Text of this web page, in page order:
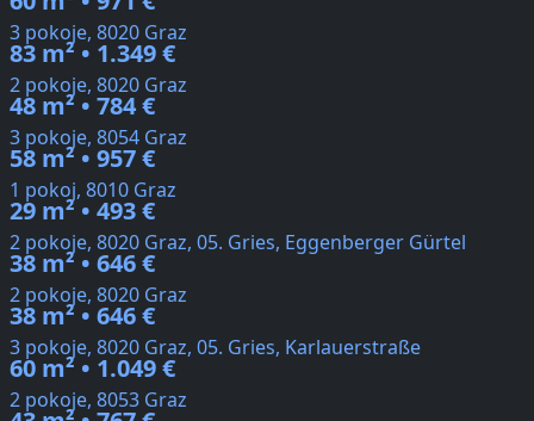
3 pokoje, 8020 Graz
83 m² • 1.349 €
2 pokoje, 8020 Graz
48 m² • 784 €
3 pokoje, 8054 Graz
58 m² • 957 €
1 pokoj, 8010 Graz
29 m² • 493 €
2 pokoje, 8020 Graz, 05. Gries, Eggenberger Gürtel
38 m² • 646 €
2 pokoje, 8020 Graz
38 m² • 646 €
3 pokoje, 8020 Graz, 05. Gries, Karlauerstraße
60 m² • 1.049 €
2 pokoje, 8053 Graz